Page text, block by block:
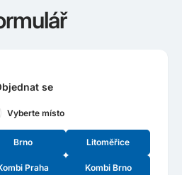
se
Vyberte místo
Brno Litoměřice
Praha Kombi Brno